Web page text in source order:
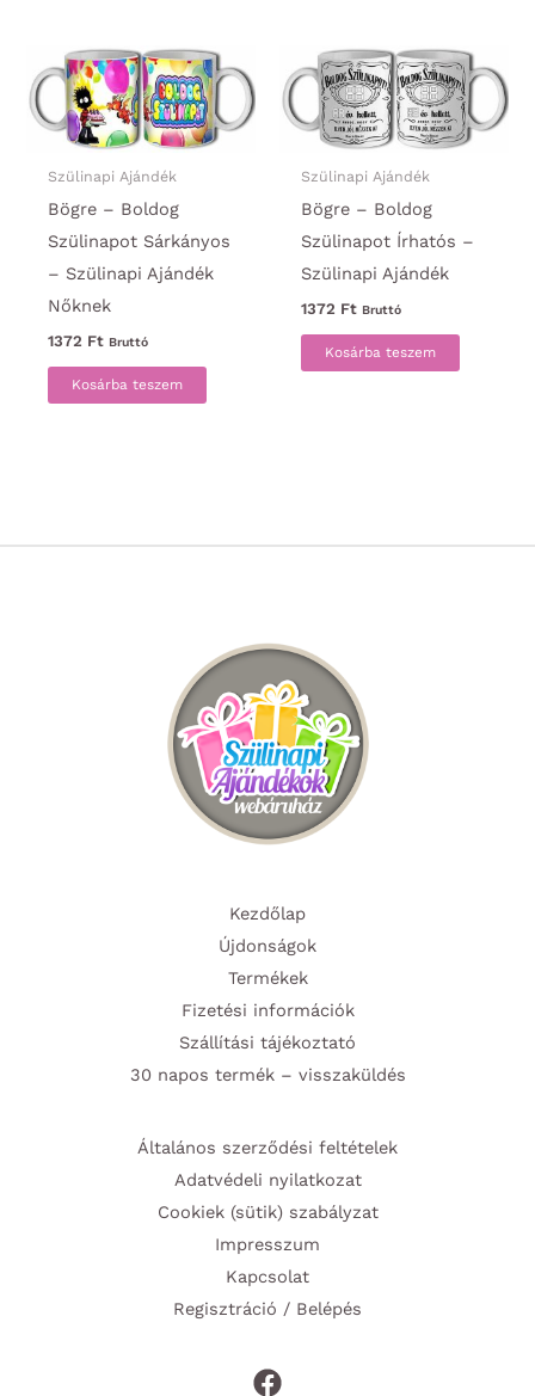
Szülinapi Ajándék
Bögre – Boldog
Szülinapot Sárkányos
– Szülinapi Ajándék
Nőknek
1372 Ft Bruttó
Kosárba teszem
Szülinapi Ajándék
Bögre – Boldog
Szülinapot Írhatós –
Szülinapi Ajándék
1372 Ft Bruttó
Kosárba teszem
Kezdőlap
Újdonságok
Termékek
Fizetési információk
Szállítási tájékoztató
30 napos termék – visszaküldés
Általános szerződési feltételek
Adatvédeli nyilatkozat
Cookiek (sütik) szabályzat
Impresszum
Kapcsolat
Regisztráció / Belépés